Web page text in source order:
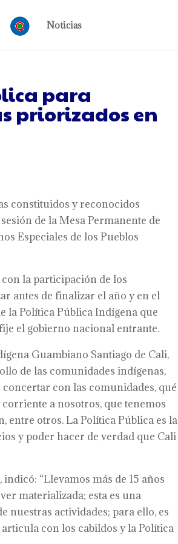
Noticias
para
priorizados en
constituidos y reconocidos
de la Mesa Permanente de
Especiales de los Pueblos
la participación de los
antes de finalizar el año y en el
la Política Pública Indígena que
el gobierno nacional entrante.
Guambiano Santiago de Cali,
de las comunidades indígenas,
con las comunidades, qué
a nosotros, que tenemos
otros. La Política Pública es la
y poder hacer de verdad que Cali
“Llevamos más de 15 años
materializada; esta es una
actividades; para ello, es
con los cabildos y la Política